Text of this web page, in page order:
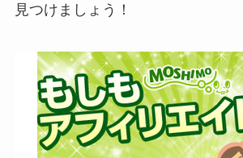
見つけましょう！